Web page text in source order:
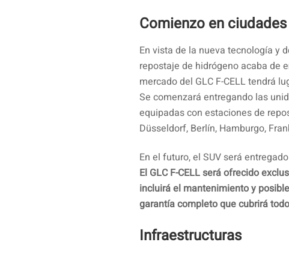
Comienzo en
En vista de la nueva tecnología y
repostaje de hidrógeno acaba de
mercado del GLC F-CELL tendrá
Se comenzará entregando las
equipadas con estaciones de
Düsseldorf, Berlín, Hamburgo,
En el futuro, el SUV será
El GLC F-CELL será ofrecido
incluirá el mantenimiento y
garantía completo que cubrirá
Infraestructuras